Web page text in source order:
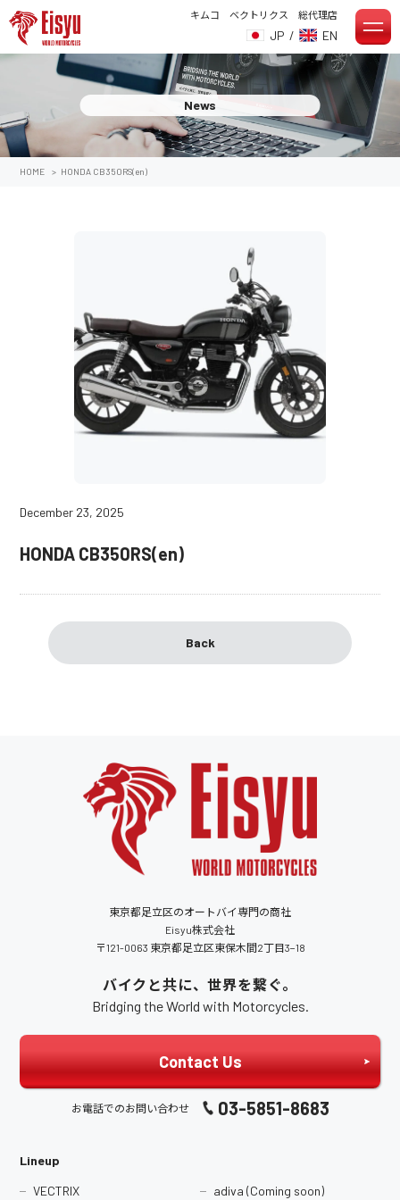
キムコ ベクトリクス 総代理店
JP / EN
News
HOME > HONDA CB350RS(en)
December 23, 2025
HONDA CB350RS(en)
Back
東京都足立区のオートバイ専門の商社
Eisyu株式会社
〒121-0063 東京都足立区東保木間2丁目3−18
バイクと共に、世界を繋ぐ。
Bridging the World with Motorcycles.
Contact Us
お電話でのお問い合わせ 03-5851-8683
Lineup
VECTRIX
adiva (Coming soon)